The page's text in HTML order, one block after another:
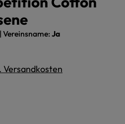
| Vereinsname: Ja
Versandkosten